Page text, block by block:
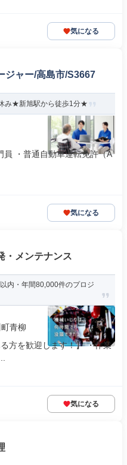
気になる
ジャー/高島市/S3667
み★新旭駅から徒歩1分★
員 ・普通自動車運転免許（A
気になる
・メンテナンス
内・年間80,000件のプロジ
青柳
方を歓迎します！】 ・作業
気になる